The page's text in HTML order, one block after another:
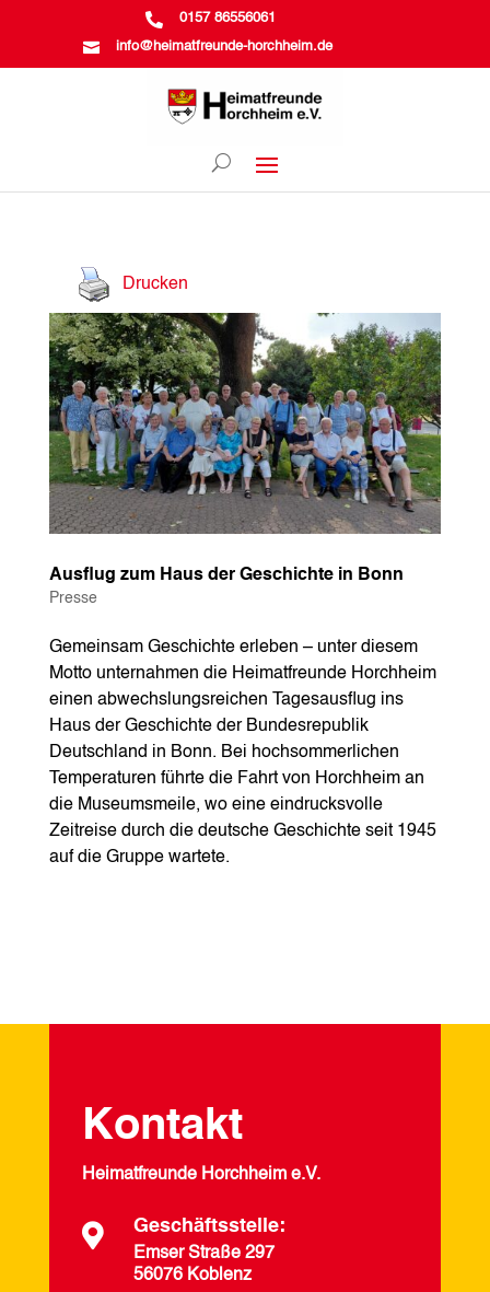
 0157 86556061
 info@heimatfreunde-horchheim.de
Drucken
Ausflug zum Haus der Geschichte in Bonn
Presse
Gemeinsam Geschichte erleben – unter diesem
Motto unternahmen die Heimatfreunde Horchheim
einen abwechslungsreichen Tagesausflug ins
Haus der Geschichte der Bundesrepublik
Deutschland in Bonn. Bei hochsommerlichen
Temperaturen führte die Fahrt von Horchheim an
die Museumsmeile, wo eine eindrucksvolle
Zeitreise durch die deutsche Geschichte seit 1945
auf die Gruppe wartete.
Kontakt
Heimatfreunde Horchheim e.V.
 Geschäftsstelle:
Emser Straße 297
56076 Koblenz